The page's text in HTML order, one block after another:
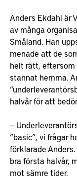
Anders Ekdahl är
av många
Småland. Han
menade att de
helt rätt,
stannat hemma.
halvår för att
–
”basic”, vi frågar
förklarade
bra första halvår,
mot sämre tider.